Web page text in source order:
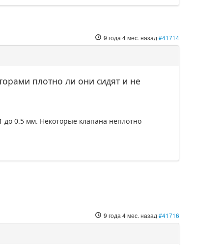
9 года 4 мес. назад #41714
плотно ли они сидят и не
до 0.5 мм. Некоторые клапана неплотно
9 года 4 мес. назад #41716